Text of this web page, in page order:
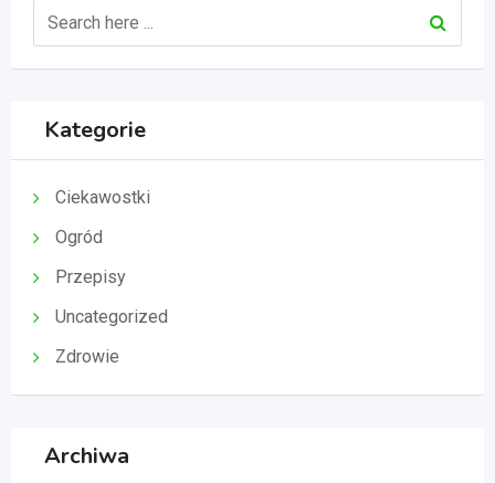
Kategorie
Ciekawostki
Ogród
Przepisy
Uncategorized
Zdrowie
Archiwa